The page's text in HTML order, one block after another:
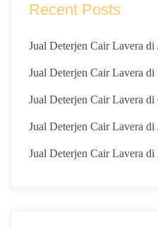
Recent Posts
Jual Deterjen Cair Lavera di
Jual Deterjen Cair Lavera
Jual Deterjen Cair Lavera
Jual Deterjen Cair Lavera di
Jual Deterjen Cair Lavera di